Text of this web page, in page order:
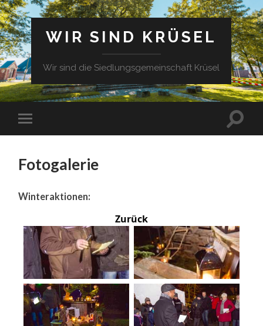
WIR SIND KRÜSEL
Wir sind die Siedlungsgemeinschaft Krüsel
Fotogalerie
Winteraktionen:
Zurück